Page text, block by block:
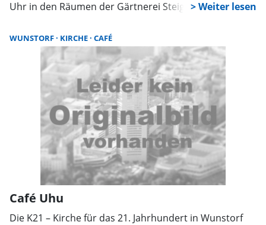
Uhr in den Räumen der Gärtnerei Steigert, Nordrehr 6,
Palliativ- Beratungsdienstes DASEIN laden wieder zu
hausgemachtem Kuchen, Kaffee aus fairem Handel
und Gesprächen ein. Weitere Informationen im
Hospizbüro unter 05031/9490300.
WUNSTORF KIRCHE CAFÉ
Café Uhu
Die K21 – Kirche für das 21. Jahrhundert in Wunstorf